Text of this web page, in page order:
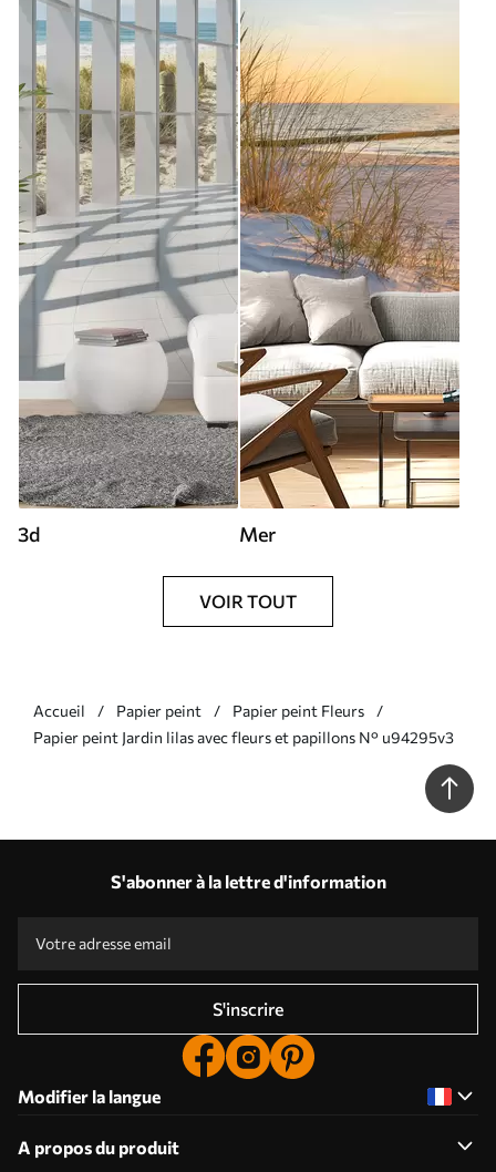
3d Mer
VOIR TOUT
Accueil Papier peint
Papier peint Fleurs
Papier peint Jardin lilas avec fleurs et papillons N° u94295v3
S'abonner à la lettre d'information
S'inscrire
Modifier la langue
A propos du produit